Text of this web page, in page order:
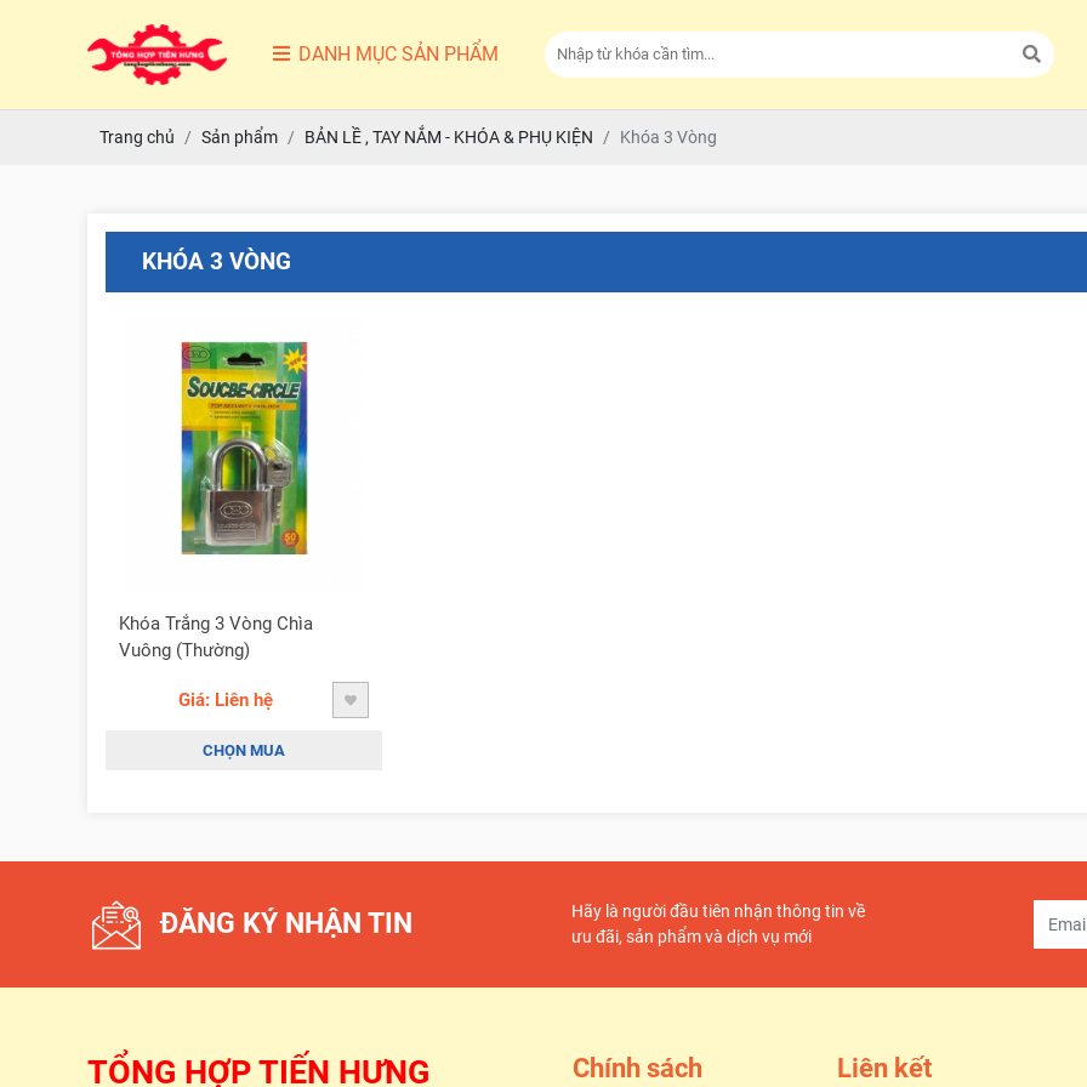
DANH MỤC SẢN PHẨM
Trang chủ Sản phẩm BẢN LỀ , TAY NẮM - KHÓA & PHỤ KIỆN Khóa 3 Vòng
KHÓA 3 VÒNG
Khóa Trắng 3 Vòng Chìa
Vuông (Thường)
Giá: Liên hệ
CHỌN MUA
ĐĂNG KÝ NHẬN TIN
Hãy là người đầu tiên nhận thông tin về
ưu đãi, sản phẩm và dịch vụ mới
TỔNG HỢP TIẾN HƯNG Chính sách Liên kết